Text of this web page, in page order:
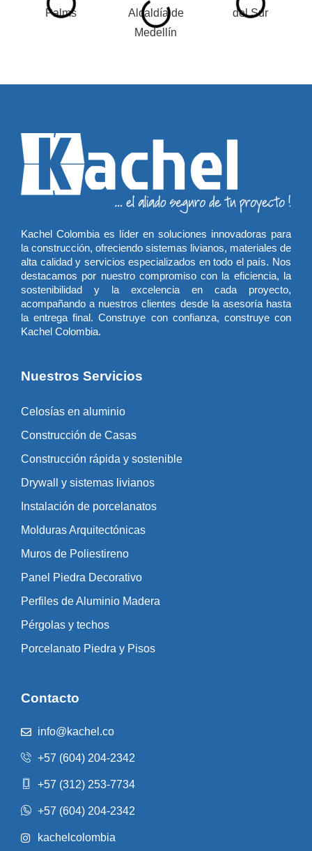
Kachel Colombia es líder en soluciones innovadoras para
la construcción, ofreciendo sistemas livianos, materiales de
alta calidad y servicios especializados en todo el país. Nos
destacamos por nuestro compromiso con la eficiencia, la
sostenibilidad y la excelencia en cada proyecto,
acompañando a nuestros clientes desde la asesoría hasta
la entrega final. Construye con confianza, construye con
Kachel Colombia.
Nuestros Servicios
Celosías en aluminio
Construcción de Casas
Construcción rápida y sostenible
Drywall y sistemas livianos
Instalación de porcelanatos
Molduras Arquitectónicas
Muros de Poliestireno
Panel Piedra Decorativo
Perfiles de Aluminio Madera
Pérgolas y techos
Porcelanato Piedra y Pisos
Contacto
info@kachel.co
+57 (604) 204-2342
+57 (312) 253-7734
+57 (604) 204-2342
kachelcolombia